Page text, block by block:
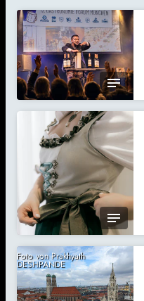
Foto von Prakhyath
DESHPANDE